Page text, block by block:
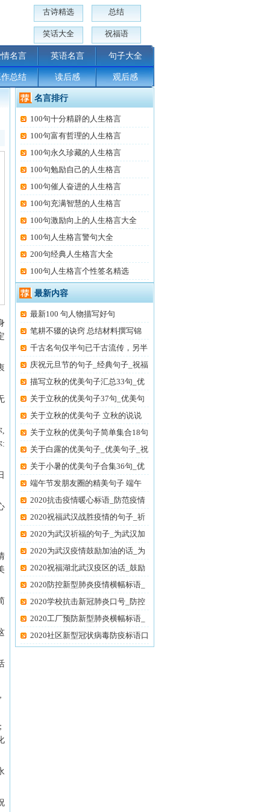
古诗精选 总结
笑话大全 祝福语
名言 英语名言 句子大全
总结 读后感 观后感
,
:
名言排行
100句十分精辟的人生格言
100句富有哲理的人生格言
100句永久珍藏的人生格言
100句勉励自己的人生格言
100句催人奋进的人生格言
100句充满智慧的人生格言
100句激励向上的人生格言大全
100句人生格言警句大全
200句经典人生格言大全
100句人生格言个性签名精选
最新内容
最新100 句人物描写好句
笔耕不辍的诀窍 总结材料撰写锦
千古名句仅半句已千古流传，另半
庆祝元旦节的句子_经典句子_祝福
描写立秋的优美句子汇总33句_优
美 关于立秋的优美句子37句_优美句
子 关于立秋的优美句子 立秋的说说
发 关于立秋的优美句子简单集合18句
关于白露的优美句子_优美句子_祝
关于小暑的优美句子合集36句_优
美 端午节发朋友圈的精美句子 端午
节 2020抗击疫情暖心标语_防范疫情
打 2020祝福武汉战胜疫情的句子_祈
祷 2020为武汉祈福的句子_为武汉加
油 2020为武汉疫情鼓励加油的话_为
武 2020祝福湖北武汉疫区的话_鼓励
武 2020防控新型肺炎疫情横幅标语_
抗 2020学校抗击新冠肺炎口号_防控
新 2020工厂预防新型肺炎横幅标语_
企 2020社区新型冠状病毒防疫标语口